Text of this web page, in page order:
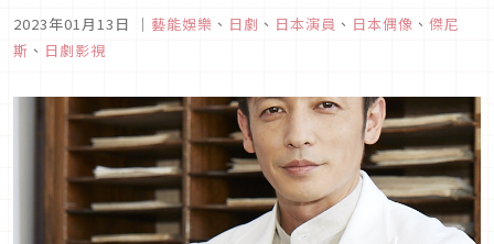
歌跳舞，平野紫耀也以演員身分活躍，在綜藝節目上面天然的形
象與無厘頭的發言，每次都能引發話題。如今25歲的平野紫...
2023年01月13日 ｜ 藝能娛樂 、 日劇 、 日本演員 、 日本偶像 、 傑尼
斯 、 日劇影視